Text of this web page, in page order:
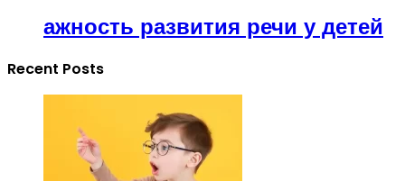
ажность развития речи у детей
Recent Posts